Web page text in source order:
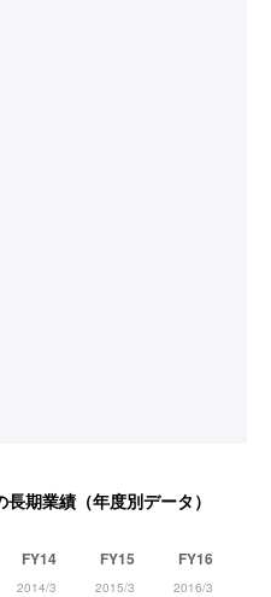
長期業績（年度別データ）
FY14
2014/3
FY15
2015/3
FY16
2016/3